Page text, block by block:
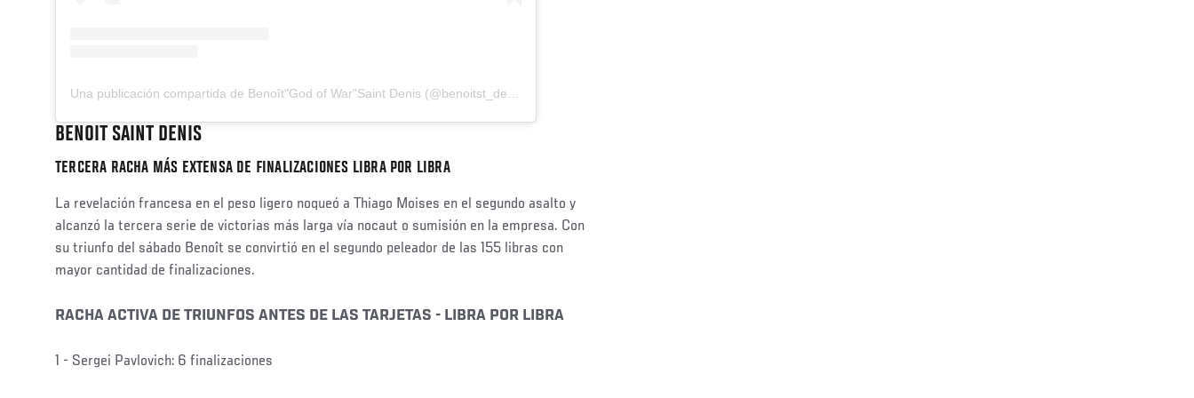
BENOIT SAINT DENIS
TERCERA RACHA MÁS EXTENSA DE FINALIZACIONES LIBRA POR LIBRA
La revelación francesa en el peso ligero noqueó a Thiago Moises en el segundo asalto y
alcanzó la tercera serie de victorias más larga vía nocaut o sumisión en la empresa. Con
su triunfo del sábado Benoît se convirtió en el segundo peleador de las 155 libras con
mayor cantidad de finalizaciones.
RACHA ACTIVA DE TRIUNFOS ANTES DE LAS TARJETAS - LIBRA POR LIBRA
1 - Sergei Pavlovich: 6 finalizaciones